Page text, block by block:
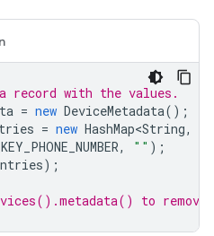
record with the values.
= new DeviceMetadata();
= new HashMap<String,
, "" );
);
to remove